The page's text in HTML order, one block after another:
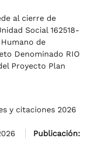
al cierre de
Social 162518-
de
Denominado RIO
Proyecto Plan
y citaciones 2026
Publicación: